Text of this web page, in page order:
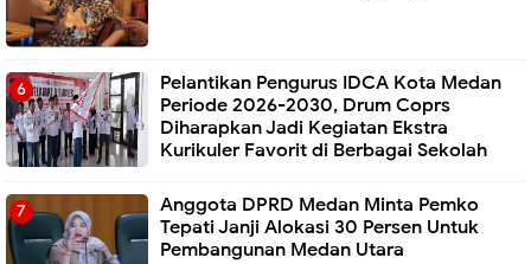
Pelantikan Pengurus IDCA Kota Medan
Periode 2026-2030, Drum Coprs
Diharapkan Jadi Kegiatan Ekstra
Kurikuler Favorit di Berbagai Sekolah
Anggota DPRD Medan Minta Pemko
Tepati Janji Alokasi 30 Persen Untuk
Pembangunan Medan Utara